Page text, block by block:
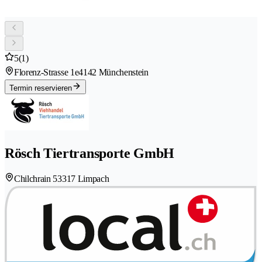
5(1)
Florenz-Strasse 1e4142 Münchenstein
Termin reservieren
Rösch Tiertransporte GmbH
Chilchrain 53317 Limpach